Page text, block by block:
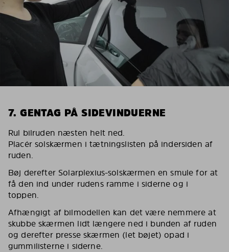
7. GENTAG PÅ SIDEVINDUERNE
Rul bilruden næsten helt ned.
Placér solskærmen i tætningslisten på indersiden af
ruden.
Bøj derefter Solarplexius-solskærmen en smule for at
få den ind under rudens ramme i siderne og i
toppen.
Afhængigt af bilmodellen kan det være nemmere at
skubbe skærmen lidt længere ned i bunden af ruden
og derefter presse skærmen (let bøjet) opad i
gummilisterne i siderne.